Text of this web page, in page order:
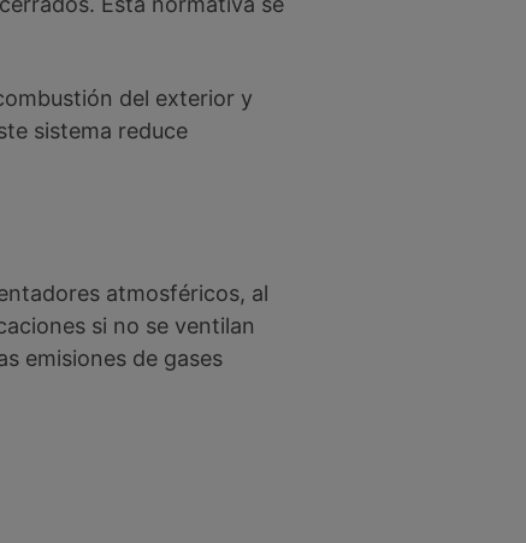
del exterior y
sistema reduce
atmosféricos, al
si no se ventilan
emisiones de gases